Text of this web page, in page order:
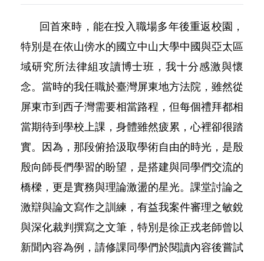
回首來時，能在投入職場多年後重返校園，
特別是在依山傍水的國立中山大學中國與亞太區
域研究所法律組攻讀博士班，我十分感激與懷
念。當時的我任職於臺灣屏東地方法院，雖然從
屏東市到西子灣需要相當路程，但每個禮拜都相
當期待到學校上課，身體雖然疲累，心裡卻很踏
實。因為，那段俯拾汲取學術自由的時光，是殷
殷向師長們學習的盼望，是搭建與同學們交流的
橋樑，更是實務與理論激盪的星光。課堂討論之
激辯與論文寫作之訓練，有益我案件審理之敏銳
與深化裁判撰寫之文筆，特別是徐正戎老師曾以
新聞內容為例，請修課同學們於閱讀內容後嘗試